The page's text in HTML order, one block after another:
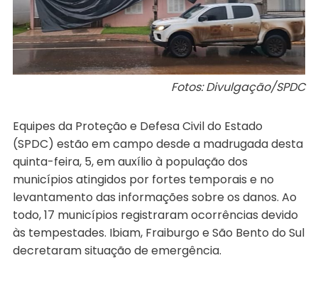
Fotos: Divulgação/SPDC
Equipes da Proteção e Defesa Civil do Estado
(SPDC) estão em campo desde a madrugada desta
quinta-feira, 5, em auxílio à população dos
municípios atingidos por fortes temporais e no
levantamento das informações sobre os danos. Ao
todo, 17 municípios registraram ocorrências devido
às tempestades. Ibiam, Fraiburgo e São Bento do Sul
decretaram situação de emergência.